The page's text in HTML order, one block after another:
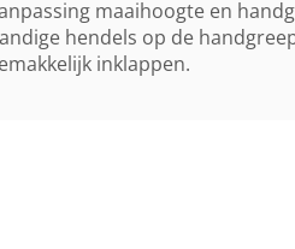
maaihoogte en
hendels op de
inklappen.